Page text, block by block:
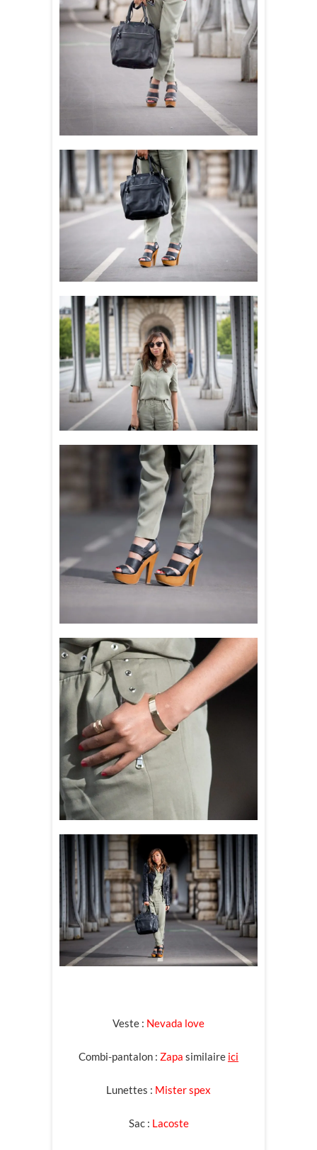
Veste : Nevada love
Combi-pantalon : Zapa similaire ici
Lunettes : Mister spex
Sac : Lacoste